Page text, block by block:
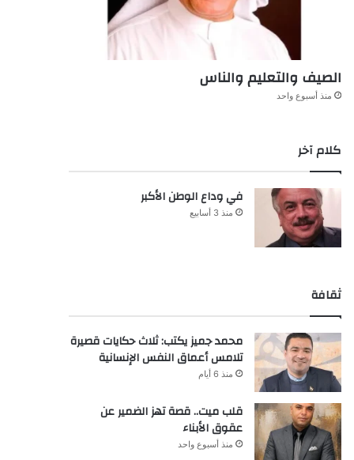
الصيف والتعليم والناس
منذ أسبوع واحد
كلام آخر
في وداع الوطن الأكبر
منذ 3 أسابيع
ثقافة
محمد جميز يكتب: ثلاث حكايات قصيرة
تلامس أعماق النفس الإنسانية
منذ 6 أيام
قلب ميت.. قصة تهز الضمير عن
عقوق الأبناء
منذ أسبوع واحد